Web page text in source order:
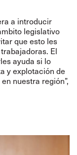
a introducir
legislativo
que esto les
El
ayuda si lo
y explotación de
nuestra región”,